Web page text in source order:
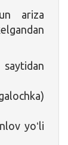
ariza
yoʻli